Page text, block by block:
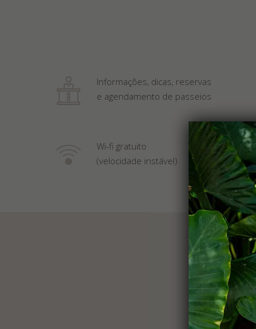
Informações, dicas, reservas
e agendamento de passeios
Wi-fi gratuito
(velocidade instável)